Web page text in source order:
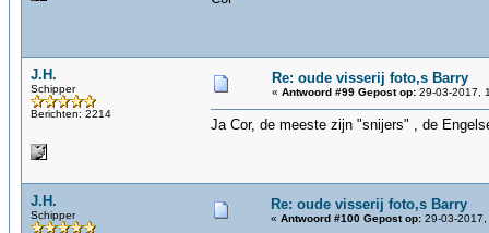
J.H.
Schipper
Berichten: 2214
Re: oude visserij foto,s Barry
« Antwoord #99 Gepost op: 29-03-2017,
Ja Cor, de meeste zijn "snijers" , de
J.H.
Schipper
Re: oude visserij foto,s Barry
« Antwoord #100 Gepost op: 29-03-